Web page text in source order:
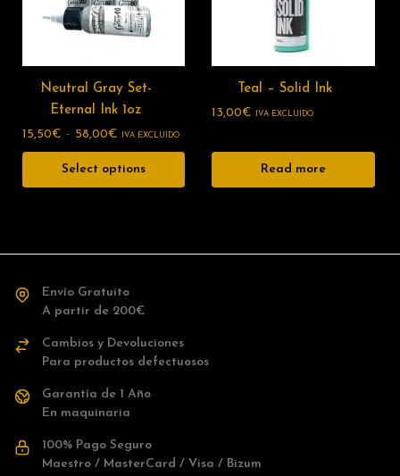
Neutral Gray Set-
Eternal Ink 1oz
15,50€ – 58,00€ IVA EXCLUIDO
Select options
Teal – Solid Ink
13,00€ IVA EXCLUIDO
Read more
Envío Gratuito
A partir de 200€
Cambios y Devoluciones
Para productos defectuosos
Garantía de 1 Año
En maquinaria
100% Pago Seguro
Maestro / MasterCard / Visa / Bizum